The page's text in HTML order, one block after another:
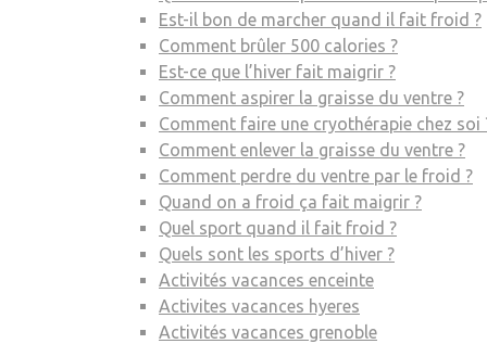
Est-il bon de marcher quand il fait froid ?
Comment brûler 500 calories ?
Est-ce que l’hiver fait maigrir ?
Comment aspirer la graisse du ventre ?
Comment faire une cryothérapie chez soi
Comment enlever la graisse du ventre ?
Comment perdre du ventre par le froid ?
Quand on a froid ça fait maigrir ?
Quel sport quand il fait froid ?
Quels sont les sports d’hiver ?
Activités vacances enceinte
Activites vacances hyeres
Activités vacances grenoble